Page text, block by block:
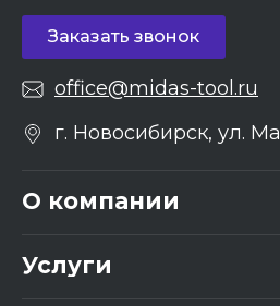
Заказать звонок
office@midas-tool.ru
г. Новосибирск, ул.
О компании
Услуги